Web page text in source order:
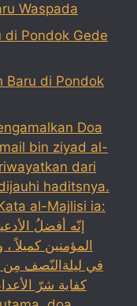
Waspada
di Pondok Gede
Baru di Pondok
Doa
bin ziyad al-
dari
haditsnya.
al-Majlisi ia:
إنّه أفضلُ
المؤمنين
في ليلةالنّصف مِن
كفاية شرّ